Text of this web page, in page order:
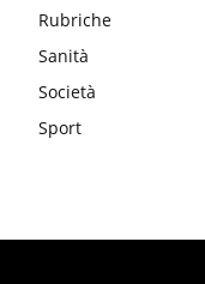
Rubriche
Sanità
Società
Sport